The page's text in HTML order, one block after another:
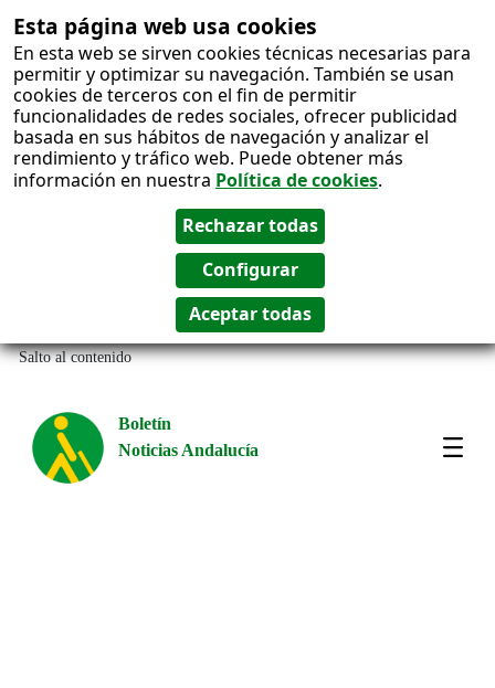
Esta página web usa cookies
En esta web se sirven cookies técnicas necesarias para
permitir y optimizar su navegación. También se usan
cookies de terceros con el fin de permitir
funcionalidades de redes sociales, ofrecer publicidad
basada en sus hábitos de navegación y analizar el
rendimiento y tráfico web. Puede obtener más
información en nuestra Política de cookies.
Salto al contenido
Boletín
Noticias Andalucía